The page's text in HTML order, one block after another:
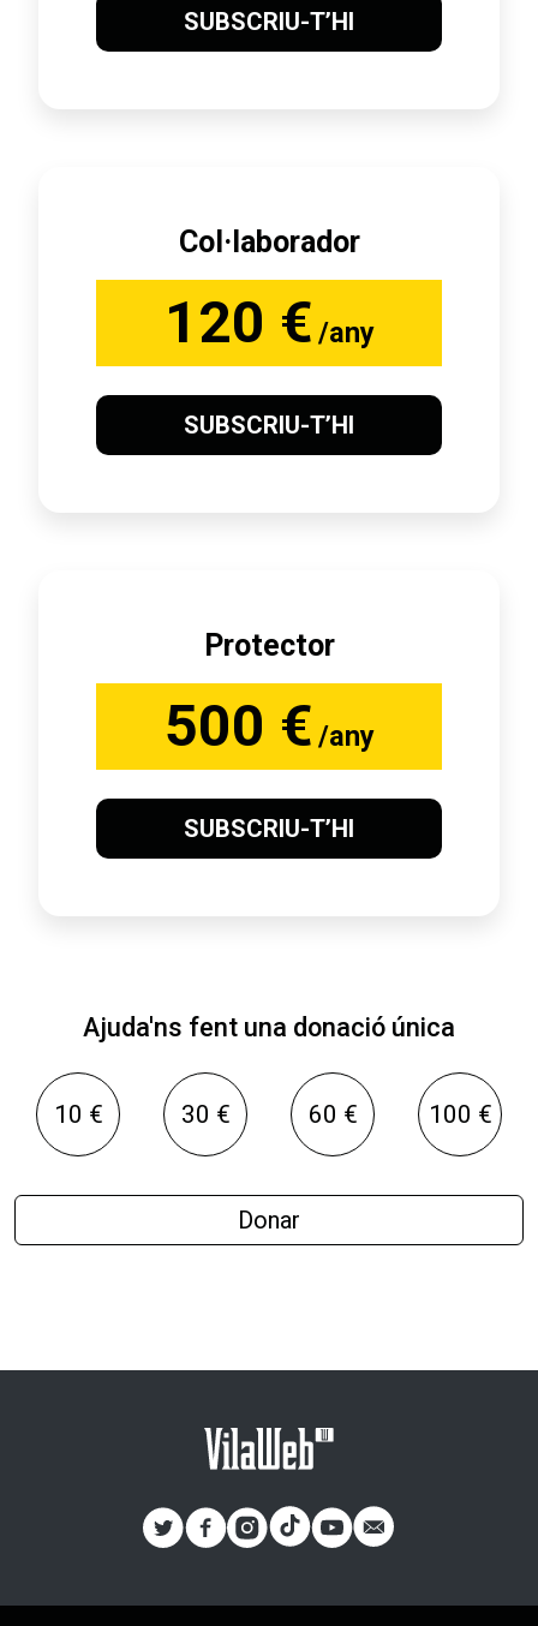
SUBSCRIU-T’HI
Col·laborador
120 € /any
SUBSCRIU-T’HI
Protector
500 € /any
SUBSCRIU-T’HI
Ajuda'ns fent una donació única
10 € 30 € 60 € 100 €
Donar